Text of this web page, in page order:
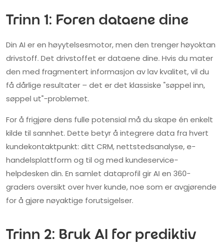
Trinn 1: Foren dataene dine
Din AI er en høyytelsesmotor, men den trenger høyoktan
drivstoff. Det drivstoffet er dataene dine. Hvis du mater
den med fragmentert informasjon av lav kvalitet, vil du
få dårlige resultater – det er det klassiske "søppel inn,
søppel ut"-problemet.
For å frigjøre dens fulle potensial må du skape én enkelt
kilde til sannhet. Dette betyr å integrere data fra hvert
kundekontaktpunkt: ditt CRM, nettstedsanalyse, e-
handelsplattform og til og med kundeservice-
helpdesken din. En samlet dataprofil gir AI en 360-
graders oversikt over hver kunde, noe som er avgjørende
for å gjøre nøyaktige forutsigelser.
Trinn 2: Bruk AI for prediktiv